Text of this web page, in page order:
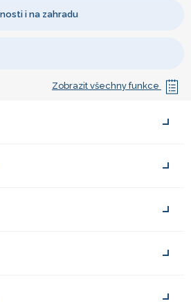
i na zahradu
Zobrazit všechny funkce